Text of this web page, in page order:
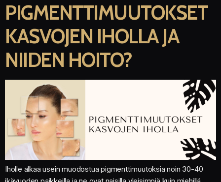
PIGMENTTIMUUTOKSET
KASVOJEN IHOLLA JA
NIIDEN HOITO?
Iholle alkaa usein muodostua pigmenttimuutoksia noin 30-40